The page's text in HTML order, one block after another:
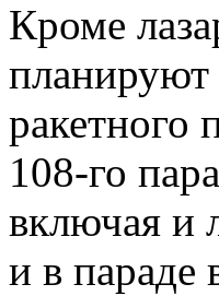
Кроме
планируют
ракетного
108-го
включая и
и в параде